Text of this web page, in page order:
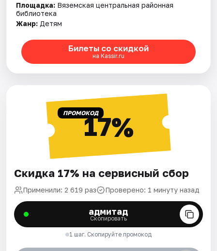
Площадка: Вяземская центральная районная
библиотека
Жанр: Детям
Билеты со скидкой
на Kassir.ru
ПРОМОКОД17%
Скидка 17% на сервисный сбор
Применили: 2 619 раз Проверено: 1 минуту назад
адмитад
Скопировать
1 шаг. Скопируйте промокод